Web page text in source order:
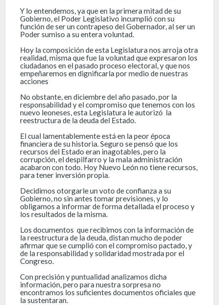
Y lo entendemos, ya que en la primera mitad de su
Gobierno, el Poder Legislativo incumplió con su
función de ser un contrapeso del Gobernador, al ser un
Poder sumiso a su entera voluntad.
Hoy la composición de esta Legislatura nos arroja otra
realidad, misma que fue la voluntad que expresaron los
ciudadanos en el pasado proceso electoral, y que nos
empeñaremos en dignificarla por medio de nuestras
acciones
No obstante, en diciembre del año pasado, por la
responsabilidad y el compromiso que tenemos con los
nuevo leoneses, esta Legislatura le autorizó la
reestructura de la deuda del Estado.
El cual lamentablemente está en la peor época
financiera de su historia. Seguro se pensó que los
recursos del Estado eran inagotables, pero la
corrupción, el despilfarro y la mala administración
acabaron con todo. Hoy Nuevo León no tiene recursos,
para tener inversión propia.
Decidimos otorgarle un voto de confianza a su
Gobierno, no sin antes tomar previsiones, y lo
obligamos a informar de forma detallada el proceso y
los resultados de la misma.
Los documentos que recibimos con la información de
la reestructura de la deuda, distan mucho de poder
afirmar que se cumplió con el compromiso pactado, y
de la responsabilidad y solidaridad mostrada por el
Congreso.
Con precisión y puntualidad analizamos dicha
información, pero para nuestra sorpresa no
encontramos los suficientes documentos oficiales que
la sustentaran.